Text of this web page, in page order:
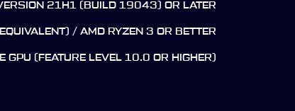
21H1 (BUILD 19043) OR LATER
/ AMD RYZEN 3 OR BETTER
GPU (FEATURE LEVEL 10.0 OR HIGHER)